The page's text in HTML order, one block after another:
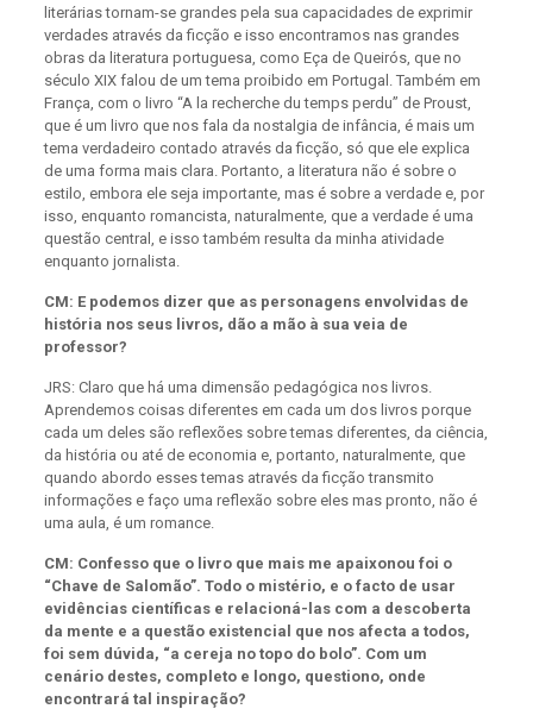
literárias tornam-se grandes pela sua capacidades de exprimir
verdades através da ficção e isso encontramos nas grandes
obras da literatura portuguesa, como Eça de Queirós, que no
século XIX falou de um tema proibido em Portugal. Também em
França, com o livro “A la recherche du temps perdu” de Proust,
que é um livro que nos fala da nostalgia de infância, é mais um
tema verdadeiro contado através da ficção, só que ele explica
de uma forma mais clara. Portanto, a literatura não é sobre o
estilo, embora ele seja importante, mas é sobre a verdade e, por
isso, enquanto romancista, naturalmente, que a verdade é uma
questão central, e isso também resulta da minha atividade
enquanto jornalista.
CM: E podemos dizer que as personagens envolvidas de
história nos seus livros, dão a mão à sua veia de
professor?
JRS: Claro que há uma dimensão pedagógica nos livros.
Aprendemos coisas diferentes em cada um dos livros porque
cada um deles são reflexões sobre temas diferentes, da ciência,
da história ou até de economia e, portanto, naturalmente, que
quando abordo esses temas através da ficção transmito
informações e faço uma reflexão sobre eles mas pronto, não é
uma aula, é um romance.
CM: Confesso que o livro que mais me apaixonou foi o
“Chave de Salomão”. Todo o mistério, e o facto de usar
evidências científicas e relacioná-las com a descoberta
da mente e a questão existencial que nos afecta a todos,
foi sem dúvida, “a cereja no topo do bolo”. Com um
cenário destes, completo e longo, questiono, onde
encontrará tal inspiração?